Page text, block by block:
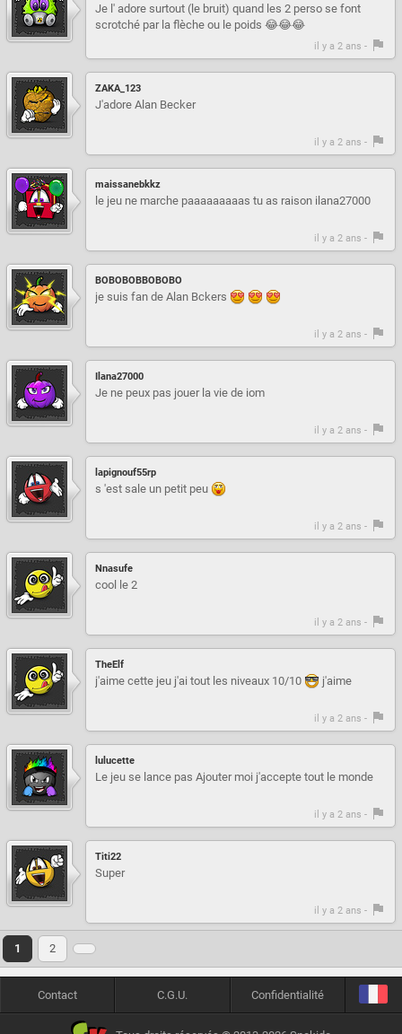
Je l' adore surtout (le bruit) quand les 2 perso se font
scrotché par la flèche ou le poids 😂😂😂
il y a 2 ans -
ZAKA_123
J'adore Alan Becker
il y a 2 ans -
maissanebkkz
le jeu ne marche paaaaaaaaas tu as raison ilana27000
il y a 2 ans -
BOBOBOBBOBOBO
je suis fan de Alan Bckers
il y a 2 ans -
Ilana27000
Je ne peux pas jouer la vie de iom
il y a 2 ans -
lapignouf55rp
s 'est sale un petit peu
il y a 2 ans -
Nnasufe
cool le 2
il y a 2 ans -
TheElf
j'aime cette jeu j'ai tout les niveaux 10/10 j'aime
il y a 2 ans -
lulucette
Le jeu se lance pas Ajouter moi j'accepte tout le monde
il y a 2 ans -
Titi22
Super
il y a 2 ans -
1 2
Contact C.G.U. Confidentialité